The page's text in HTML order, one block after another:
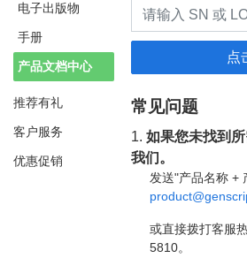
电子出版物
手册
产品文档中心
推荐有礼
客户服务
优惠促销
常见问题
1.如果您未找到
我们。
发送"产品名称 +
或直接拨打客服
5810。